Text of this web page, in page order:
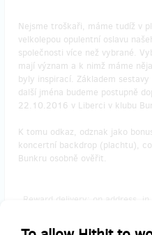
Nejsme troškaři, máme tudíž v
velkolepou opulentní oslavu
společnosti více než vybrané.
mají význam a k nimž máme
byly inspirací. Základem sestavy
další jména budeme postupně
22.10.2016 v Liberci v klubu
K tomu odkaz, odznak jako
koncertní backdrop (plachtu),
Bunkru osobně ověřit.
Reward delivery: on address,